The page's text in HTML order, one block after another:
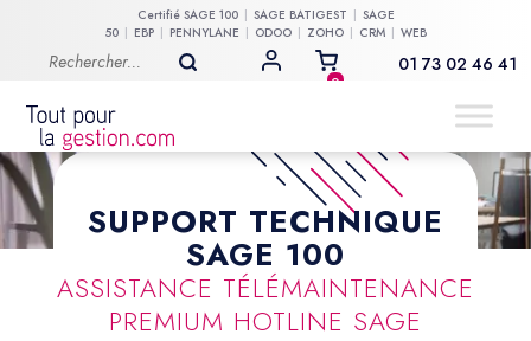
Certifié SAGE 100 SAGE BATIGEST
SAGE
50
EBP PENNYLANE ODOO ZOHO CRM WEB
MON COMPTE
0
01 73 02 46 41
SUPPORT TECHNIQUE
SAGE 100
ASSISTANCE TÉLÉMAINTENANCE
PREMIUM HOTLINE SAGE